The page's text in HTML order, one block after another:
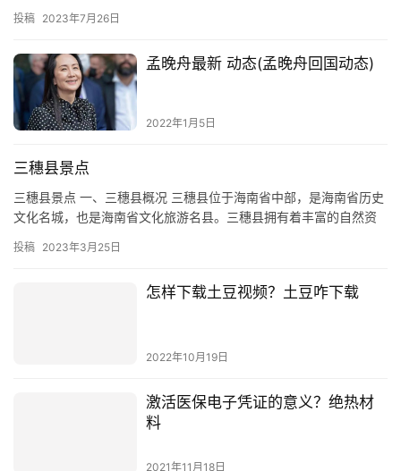
投稿 2023年7月26日
孟晚舟最新 动态(孟晚舟回国动态)
2022年1月5日
三穗县景点
三穗县景点 一、三穗县概况 三穗县位于海南省中部，是海南省历史
文化名城，也是海南省文化旅游名县。三穗县拥有着丰富的自然资
城…
投稿 2023年3月25日
怎样下载土豆视频？土豆咋下载
激活医保电子凭证的意义？绝热材
料